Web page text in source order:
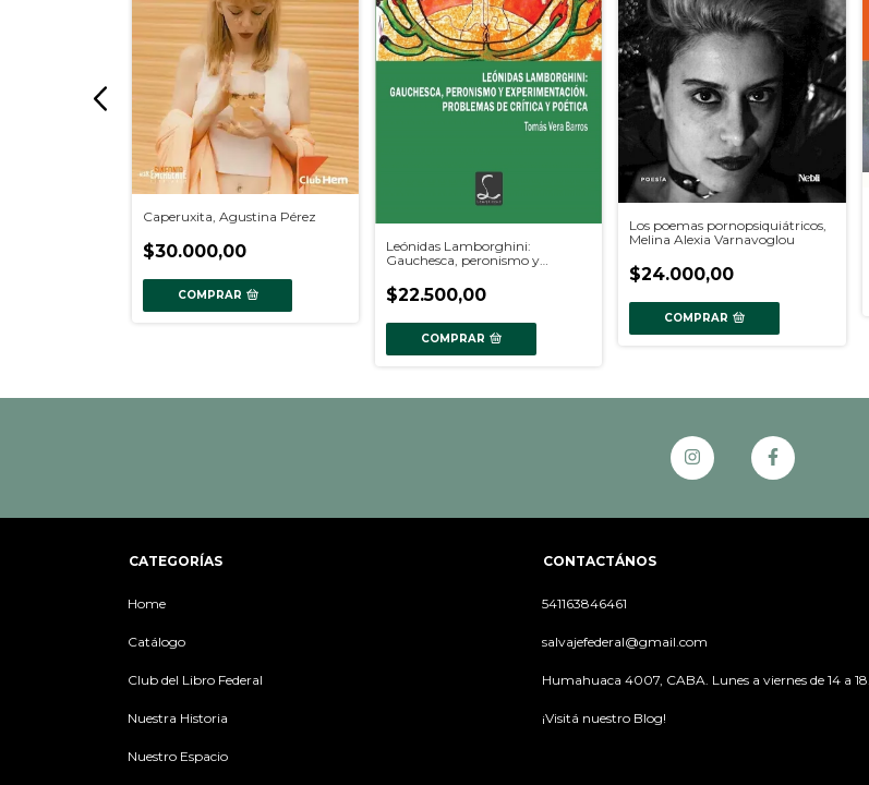
Caperuxita, Agustina Pérez
$30.000,00
COMPRAR
Leónidas Lamborghini:
Gauchesca, peronismo y
Barros
$22.500,00
COMPRAR
Los poemas pornopsiquiátricos,
Melina Alexia Varnavoglou
$24.000,00
COMPRAR
CATEGORÍAS
Home
Catálogo
Club del Libro Federal
Nuestra Historia
Nuestro Espacio
CONTACTÁNOS
541163846461
salvajefederal@gmail.com
Humahuaca 4007, CABA. Lunes a viernes de 14 a 18.
¡Visitá nuestro Blog!